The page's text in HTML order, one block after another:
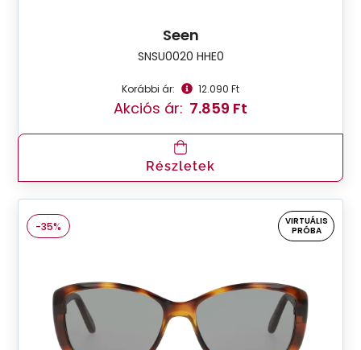
Seen
SNSU0020 HHE0
Korábbi ár: 12.090 Ft
Akciós ár: 7.859 Ft
Részletek
-35%
VIRTUÁLIS
PRÓBA